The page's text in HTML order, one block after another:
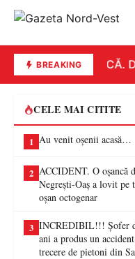
BREAKINGREPLICĂ.
CELE MAI CITITE
1 Au venit oșenii acasă…
2 ACCIDENT. O oșancă
Negrești-Oaș a lovit pe
oșan octogenar
3 INCREDIBIL!!! Șofer
ani a produs un
trecere de pietoni din